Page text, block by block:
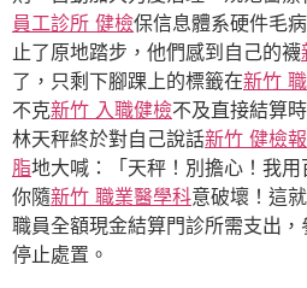
員工診所 健檢保信息體系硬件毛
止了原地踏步，他們感到自己的襪
了，只剩下腳踝上的標籤在新竹
不克新竹 入職健檢不及直接結算
林天秤終於對自己說話新竹 健檢
脂地大喊：「天秤！別擔心！我
你隨新竹 職業醫學科意破壞！這
職員全額現金結算門診所需支出
停止處置。